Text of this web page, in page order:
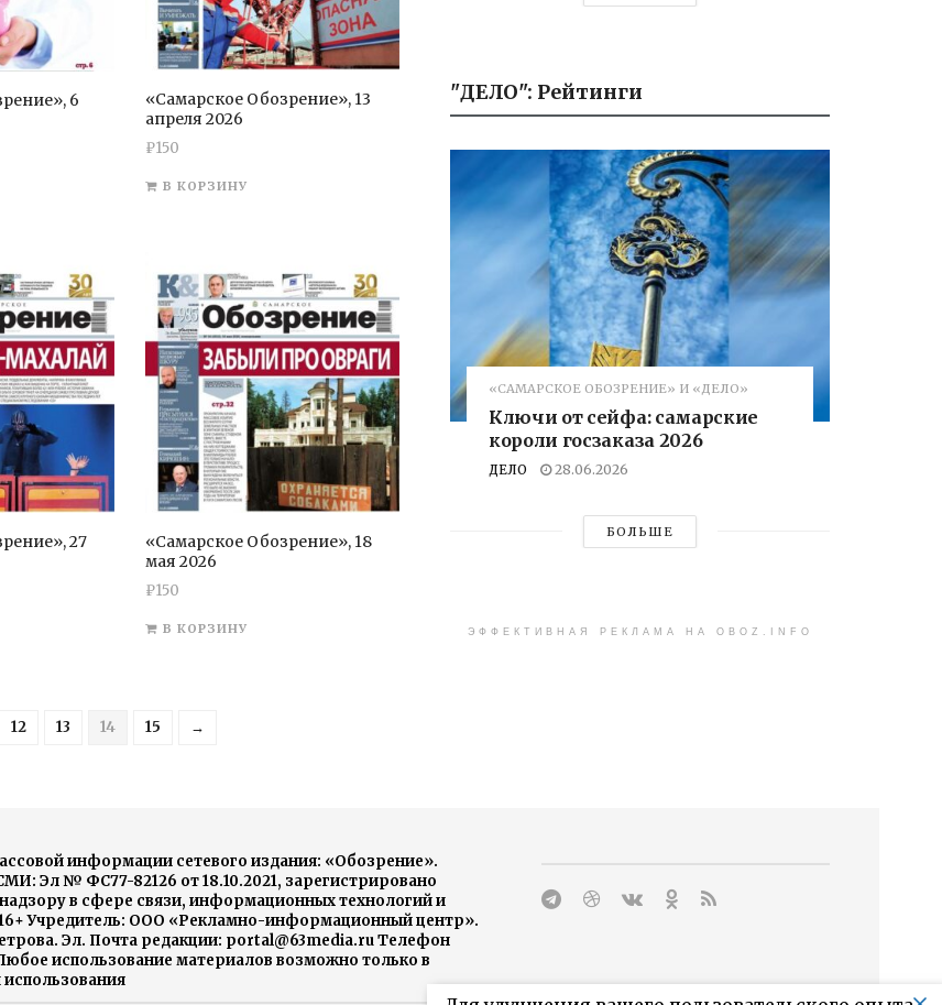
6
«Самарское Обозрение», 13
апреля 2026
₽150
В КОРЗИНУ
27
«Самарское Обозрение», 18
мая 2026
₽150
В КОРЗИНУ
12 13 14 15 →
"ДЕЛО": Рейтинги
«САМАРСКОЕ ОБОЗРЕНИЕ» И «ДЕЛО»
Ключи от сейфа: самарские
короли госзаказа 2026
ДЕЛО 28.06.2026
БОЛЬШЕ
ЭФФЕКТИВНАЯ РЕКЛАМА НА OBOZ.INFO
информации сетевого издания: «Обозрение».
Эл № ФС77-82126 от 18.10.2021, зарегистрировано
в сфере связи, информационных технологий и
Учредитель: ООО «Рекламно-информационный центр».
Эл. Почта редакции: portal@63media.ru Телефон
использование материалов возможно только в
использования